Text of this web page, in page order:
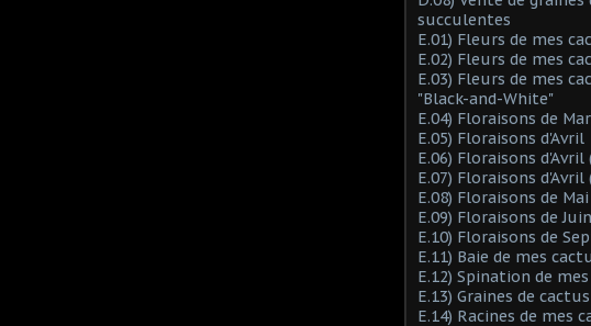
succulentes
E.01) Fleurs de mes
E.02) Fleurs de mes
E.03) Fleurs de mes
"Black-and-White"
E.04) Floraisons de
E.05) Floraisons d'Avril
E.06) Floraisons d'Avril
E.07) Floraisons d'Avril
E.08) Floraisons de Mai
E.09) Floraisons de Juin
E.10) Floraisons de
E.11) Baie de mes
E.12) Spination de
E.13) Graines de cactus
E.14) Racines de mes